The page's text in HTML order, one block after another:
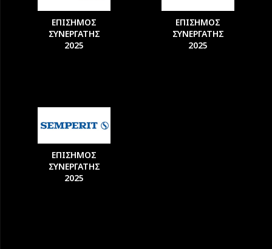
ΕΠΙΣΗΜΟΣ
ΣΥΝΕΡΓΑΤΗΣ
2025
ΕΠΙΣΗΜΟΣ
ΣΥΝΕΡΓΑΤΗΣ
2025
ΕΠΙΣΗΜΟΣ
ΣΥΝΕΡΓΑΤΗΣ
2025